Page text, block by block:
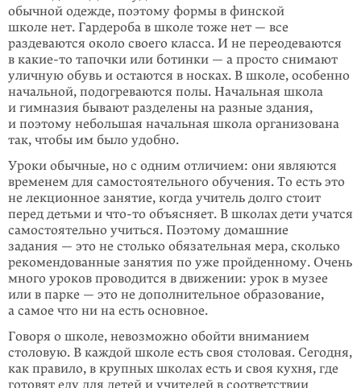
обычной одежде, поэтому формы в финской
школе нет. Гардероба в школе тоже нет — все
раздеваются около своего класса. И не переодеваются
в какие-то тапочки или ботинки — а просто снимают
уличную обувь и остаются в носках. В школе, особенно
начальной, подо­гре­ваются полы. Начальная школа
и гимназия бывают разделены на разные здания,
и поэтому небольшая начальная школа организована
так, чтобы им было удобно.
Уроки обычные, но с одним отличием: они являются
временем для самостоя­тель­ного обучения. То есть это
не лекционное занятие, когда учитель долго стоит
перед детьми и что-то объясняет. В школах дети учатся
самостоятельно учиться. Поэтому домашние
задания — это не столько обязательная мера, сколько
рекомендованные занятия по уже пройденному. Очень
много уроков проводится в движении: урок в музее
или в парке — это не дополнительное образование,
а самое что ни на есть основное.
Говоря о школе, невозможно обойти вниманием
столовую. В каждой школе есть своя столовая. Сегодня,
как правило, в крупных школах есть и своя кухня, где
готовят еду для детей и учителей в соответствии